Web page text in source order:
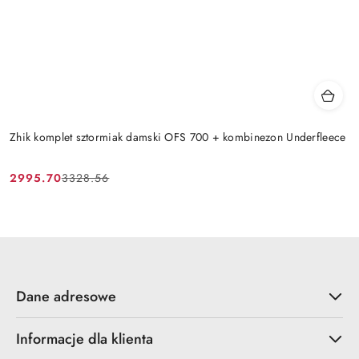
Zhik komplet sztormiak damski OFS 700 + kombinezon Underfleece
Cena
2995.70
Cena
3328.56
Dane adresowe
Informacje dla klienta